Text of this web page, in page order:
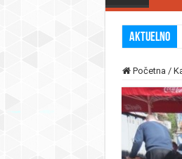
Aktuelno
Početna /